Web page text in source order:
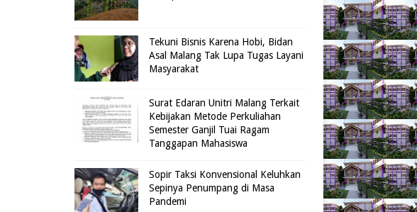
Tekuni Bisnis Karena Hobi, Bidan
Asal Malang Tak Lupa Tugas Layani
Masyarakat
Surat Edaran Unitri Malang Terkait
Kebijakan Metode Perkuliahan
Semester Ganjil Tuai Ragam
Tanggapan Mahasiswa
Sopir Taksi Konvensional Keluhkan
Sepinya Penumpang di Masa
Pandemi